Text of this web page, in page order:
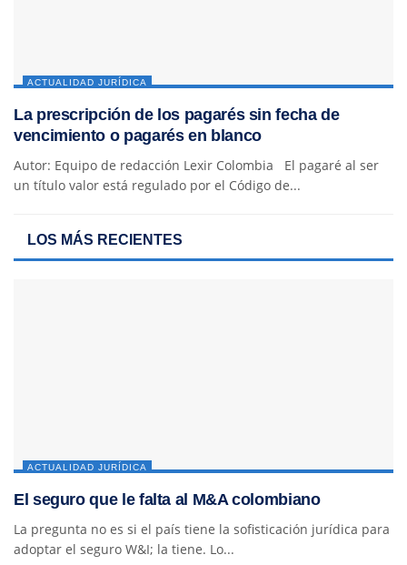
ACTUALIDAD JURÍDICA
La prescripción de los pagarés sin fecha de
vencimiento o pagarés en blanco
Autor: Equipo de redacción Lexir Colombia El pagaré al ser
un título valor está regulado por el Código de...
LOS MÁS RECIENTES
ACTUALIDAD JURÍDICA
El seguro que le falta al M&A colombiano
La pregunta no es si el país tiene la sofisticación jurídica para
adoptar el seguro W&I; la tiene. Lo...